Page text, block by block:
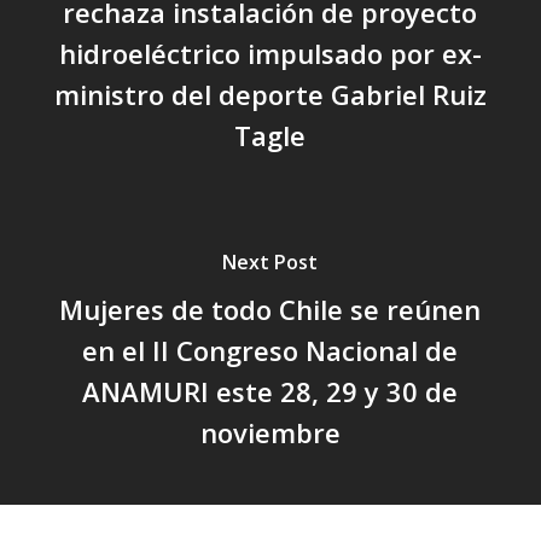
rechaza instalación de proyecto
hidroeléctrico impulsado por ex-
ministro del deporte Gabriel Ruiz
Tagle
Next Post
Mujeres de todo Chile se reúnen
en el II Congreso Nacional de
ANAMURI este 28, 29 y 30 de
noviembre